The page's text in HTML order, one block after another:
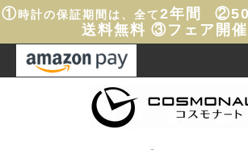
① 時計の保証期間は、全て2年間
送料無料 ③フェア開